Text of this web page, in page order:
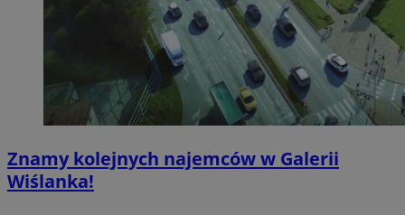
Znamy kolejnych najemców w Galerii
Wiślanka!